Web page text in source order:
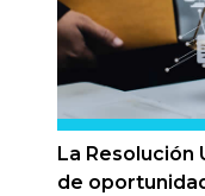
La Resolución
de